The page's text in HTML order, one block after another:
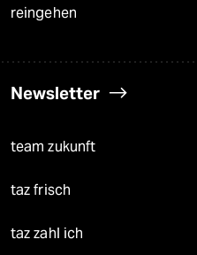
reingehen
Newsletter
team zukunft
taz frisch
taz zahl ich